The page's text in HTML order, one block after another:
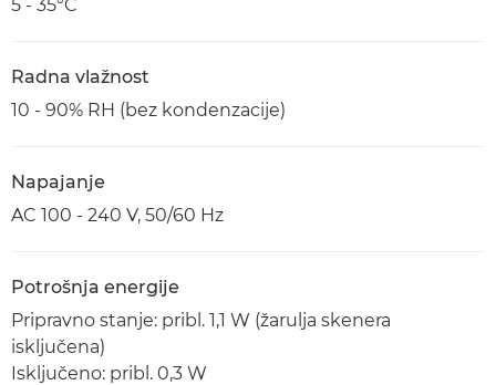
5 - 35°C
Radna vlažnost
10 - 90% RH (bez kondenzacije)
Napajanje
AC 100 - 240 V, 50/60 Hz
Potrošnja energije
Pripravno stanje: pribl. 1,1 W (žarulja skenera
isključena)
Isključeno: pribl. 0,3 W